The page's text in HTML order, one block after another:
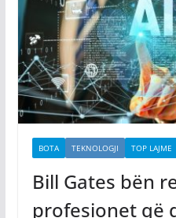
BOTA TEKNOLOGJI TOP LAJME
Bill Gates bën
profesionet që